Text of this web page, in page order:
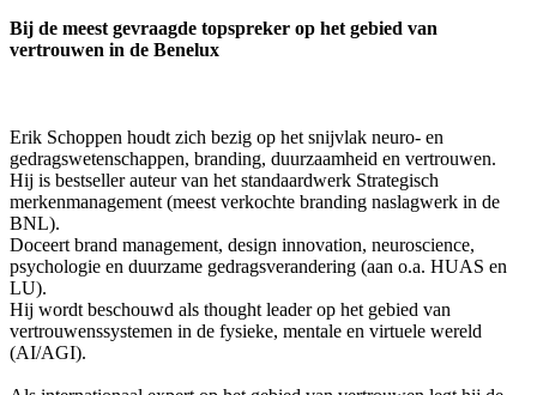
Bij de meest gevraagde topspreker op het gebied van
vertrouwen in de Benelux
Erik Schoppen houdt zich bezig op het snijvlak neuro- en
gedragswetenschappen, branding, duurzaamheid en vertrouwen.
Hij is bestseller auteur van het standaardwerk Strategisch
merkenmanagement (meest verkochte branding naslagwerk in de
BNL).
Doceert brand management, design innovation, neuroscience,
psychologie en duurzame gedragsverandering (aan o.a. HUAS en
LU).
Hij wordt beschouwd als thought leader op het gebied van
vertrouwenssystemen in de fysieke, mentale en virtuele wereld
(AI/AGI).